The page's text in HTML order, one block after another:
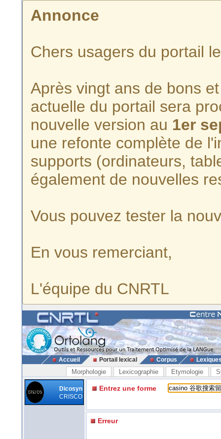
Annonce
Chers usagers du portail
Après vingt ans de bons
actuelle du portail sera
nouvelle version au 1er
une refonte complète de
supports (ordinateurs,
également de nouvelles
Vous pouvez tester la
En vous remerciant,
L'équipe du CNRTL
Accueil Portail lexical Corpus
Morphologie Lexicographie Etymologie
Dicosyn
CRISCO
Entrez une forme
Erreur